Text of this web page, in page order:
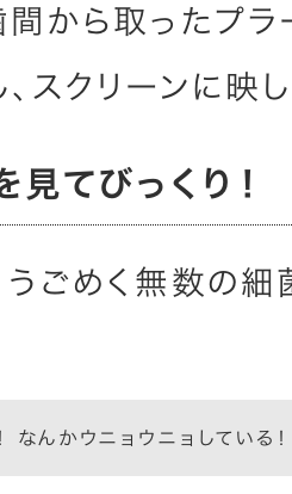
間から取ったプラ
、スクリーンに映
見てびっくり！
うごめく無数の
なんかウニョウニョしている！